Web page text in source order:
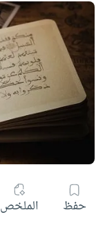
حفظ الملخص